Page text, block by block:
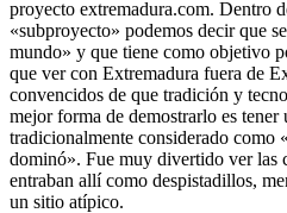
proyecto extremadura.com. Dentro
«subproyecto» podemos decir que
mundo» y que tiene como objetivo
que ver con Extremadura fuera de
convencidos de que tradición y
mejor forma de demostrarlo es
tradicionalmente considerado como
dominó». Fue muy divertido ver las
entraban allí como despistadillos,
un sitio atípico.